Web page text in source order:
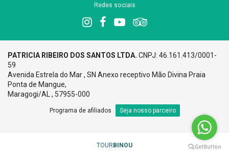
Redes sociais
PATRICIA RIBEIRO DOS SANTOS LTDA. CNPJ: 46.161.413/0001-
59
Avenida Estrela do Mar , SN Anexo receptivo Mão Divina Praia
Ponta de Mangue,
Maragogi/AL , 57955-000
Programa de afiliados Seja nosso parceiro
TOURBINOU